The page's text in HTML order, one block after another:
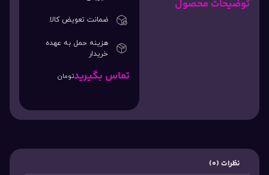
توضیحات محصول
ضمانت تعویض کالا
هزینه حمل به عهده
خریدار
تماس بگیریدتومان
نظرات (0)